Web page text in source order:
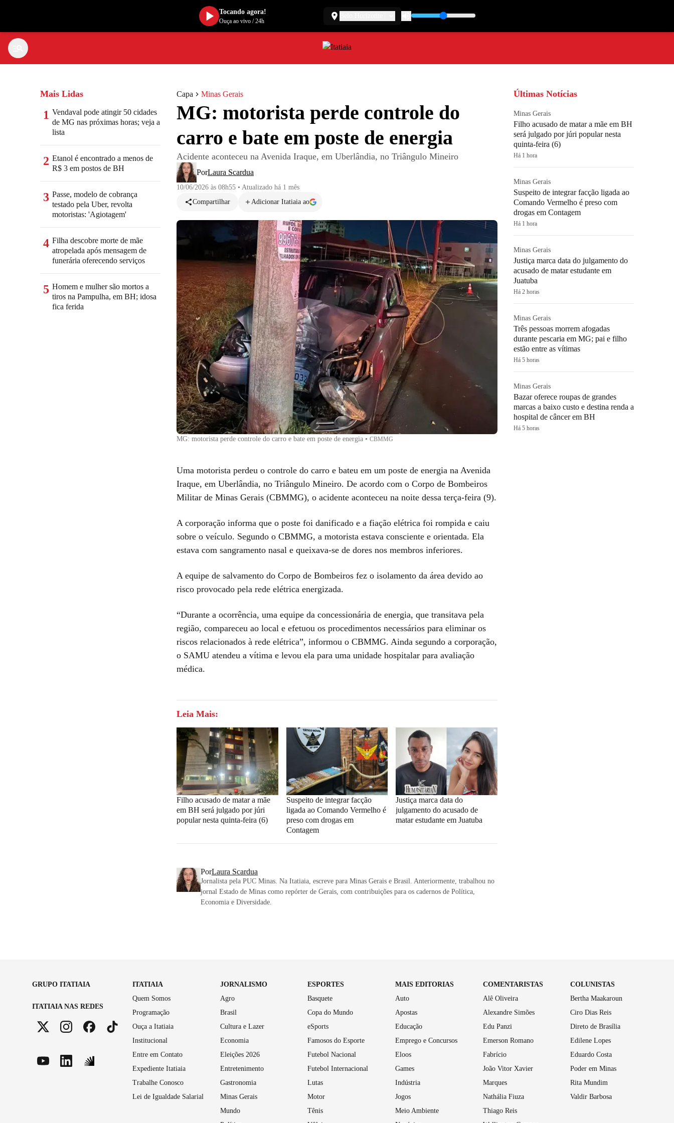
Capa Minas Gerais
MG: motorista perde controle do
carro e bate em poste de energia
Acidente aconteceu na Avenida Iraque, em Uberlândia, no Triângulo Mineiro
PorLaura Scardua
10/06/2026 às 08h55 • Atualizado há 1 mês
Compartilhar
Adicionar Itatiaia ao
MG: motorista perde controle do carro e bate em poste de energia • CBMMG
Uma motorista perdeu o controle do carro e bateu em um poste de energia na Avenida
Iraque, em Uberlândia, no Triângulo Mineiro. De acordo com o Corpo de Bombeiros
Militar de Minas Gerais (CBMMG), o acidente aconteceu na noite dessa terça-feira (9).
A corporação informa que o poste foi danificado e a fiação elétrica foi rompida e caiu
sobre o veículo. Segundo o CBMMG, a motorista estava consciente e orientada. Ela
estava com sangramento nasal e queixava-se de dores nos membros inferiores.
A equipe de salvamento do Corpo de Bombeiros fez o isolamento da área devido ao
risco provocado pela rede elétrica energizada.
“Durante a ocorrência, uma equipe da concessionária de energia, que transitava pela
região, compareceu ao local e efetuou os procedimentos necessários para eliminar os
riscos relacionados à rede elétrica”, informou o CBMMG. Ainda segundo a corporação,
o SAMU atendeu a vítima e levou ela para uma unidade hospitalar para avaliação
médica.
Leia Mais:
Filho acusado de matar a mãe
em BH será julgado por júri
popular nesta quinta-feira (6)
Suspeito de integrar facção
ligada ao Comando Vermelho é
preso com drogas em
Contagem
Justiça marca data do
julgamento do acusado de
matar estudante em Juatuba
PorLaura Scardua
Jornalista pela PUC Minas. Na Itatiaia, escreve para Minas Gerais e Brasil. Anteriormente, trabalhou no
jornal Estado de Minas como repórter de Gerais, com contribuições para os cadernos de Política,
Economia e Diversidade.
Mais Lidas
1 Vendaval pode atingir 50 cidades
de MG nas próximas horas; veja a
lista
2 Etanol é encontrado a menos de
R$ 3 em postos de BH
3 Passe, modelo de cobrança
testado pela Uber, revolta
motoristas: 'Agiotagem'
4 Filha descobre morte de mãe
atropelada após mensagem de
funerária oferecendo serviços
5 Homem e mulher são mortos a
tiros na Pampulha, em BH; idosa
fica ferida
Últimas Notícias
Minas Gerais
Filho acusado de matar a mãe em BH
será julgado por júri popular nesta
quinta-feira (6)
Há 1 hora
Minas Gerais
Suspeito de integrar facção ligada ao
Comando Vermelho é preso com
drogas em Contagem
Há 1 hora
Minas Gerais
Justiça marca data do julgamento do
acusado de matar estudante em
Juatuba
Há 2 horas
Minas Gerais
Três pessoas morrem afogadas
durante pescaria em MG; pai e filho
estão entre as vítimas
Há 5 horas
Minas Gerais
Bazar oferece roupas de grandes
marcas a baixo custo e destina renda a
hospital de câncer em BH
Há 5 horas
GRUPO ITATIAIA
ITATIAIA NAS REDES
ITATIAIA
Quem Somos
Programação
Ouça a Itatiaia
Institucional
Entre em Contato
Expediente Itatiaia
Trabalhe Conosco
Lei de Igualdade Salarial
JORNALISMO
Agro
Brasil
Cultura e Lazer
Economia
Eleições 2026
Entretenimento
Gastronomia
Minas Gerais
Mundo
ESPORTES
Basquete
Copa do Mundo
eSports
Famosos do Esporte
Futebol Nacional
Futebol Internacional
Lutas
Motor
Tênis
MAIS EDITORIAS
Auto
Apostas
Educação
Emprego e Concursos
Eloos
Games
Indústria
Jogos
Meio Ambiente
COMENTARISTAS
Alê Oliveira
Alexandre Simões
Edu Panzi
Emerson Romano
Fabrício
João Vitor Xavier
Marques
Nathália Fiuza
Thiago Reis
COLUNISTAS
Bertha Maakaroun
Ciro Dias Reis
Direto de Brasília
Edilene Lopes
Eduardo Costa
Poder em Minas
Rita Mundim
Valdir Barbosa
Tocando agora!
Ouça ao vivo/24h